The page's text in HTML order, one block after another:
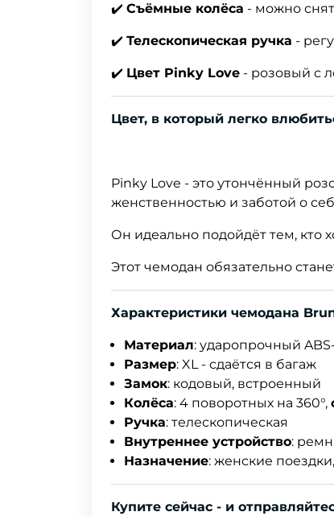
✔️ Съёмные колёса - можно
✔️ Телескопическая ручка -
✔️ Цвет Pinky Love - розовый с
Цвет, в который легко
Pinky Love - это утончённый
женственностью и заботой о
Он идеально подойдёт тем, кто
Этот чемодан обязательно
Характеристики чемодана
Материал: ударопрочный
Размер: XL - сдаётся в багаж
Замок: кодовый, встроенный
Колёса: 4 поворотных на 360°,
Ручка: телескопическая
Внутреннее устройство:
Назначение: женские
Купите сейчас - и